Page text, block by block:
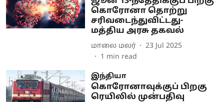
கொரோனா தொற்று
சரிவடைந்துவிட்டது-
மத்திய அரசு தகவல்
மாலை மலர்
23 Jul 2025
1 min read
இந்தியா
கொரோனாவுக்குப் பிறகு
ரெயிலில் முன்பதிவு